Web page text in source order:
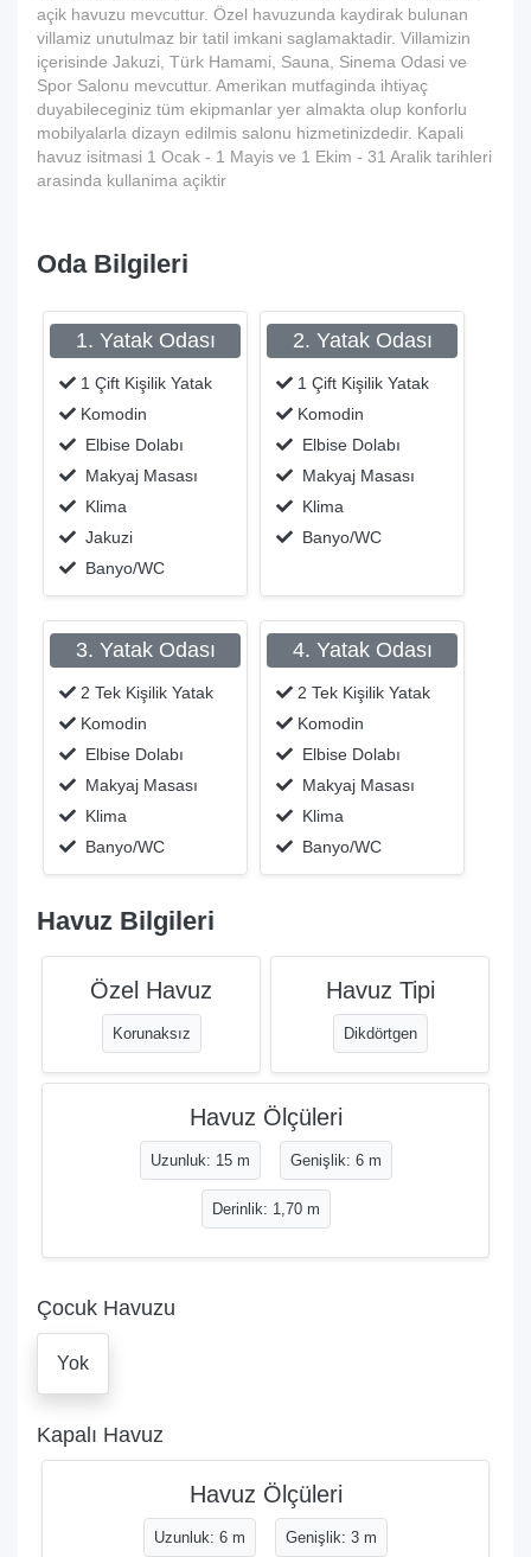
açik havuzu mevcuttur. Özel havuzunda kaydirak bulunan
villamiz unutulmaz bir tatil imkani saglamaktadir. Villamizin
içerisinde Jakuzi, Türk Hamami, Sauna, Sinema Odasi ve
Spor Salonu mevcuttur. Amerikan mutfaginda ihtiyaç
duyabileceginiz tüm ekipmanlar yer almakta olup konforlu
mobilyalarla dizayn edilmis salonu hizmetinizdedir. Kapali
havuz isitmasi 1 Ocak - 1 Mayis ve 1 Ekim - 31 Aralik tarihleri
arasinda kullanima açiktir
Oda Bilgileri
1. Yatak Odası
1 Çift Kişilik Yatak
Komodin
Elbise Dolabı
Makyaj Masası
Klima
Jakuzi
Banyo/WC
2. Yatak Odası
1 Çift Kişilik Yatak
Komodin
Elbise Dolabı
Makyaj Masası
Klima
Banyo/WC
3. Yatak Odası
2 Tek Kişilik Yatak
Komodin
Elbise Dolabı
Makyaj Masası
Klima
Banyo/WC
4. Yatak Odası
2 Tek Kişilik Yatak
Komodin
Elbise Dolabı
Makyaj Masası
Klima
Banyo/WC
Havuz Bilgileri
Özel Havuz
Korunaksız
Havuz Tipi
Dikdörtgen
Havuz Ölçüleri
Uzunluk: 15 m Genişlik: 6 m
Derinlik: 1,70 m
Çocuk Havuzu
Yok
Kapalı Havuz
Havuz Ölçüleri
Uzunluk: 6 m Genişlik: 3 m